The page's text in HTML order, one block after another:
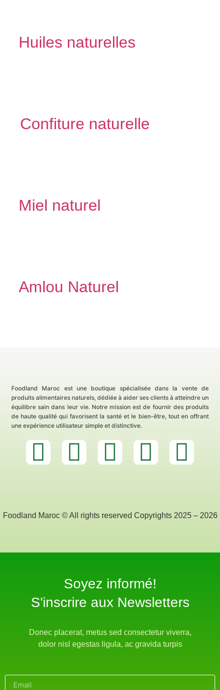
Huiles naturelles
Confiture naturelle
Miel naturel
Amlou Naturel
Foodland Maroc est une boutique spécialisée dans la vente de
produits alimentaires naturels, dédiée à aider ses clients à atteindre un
équilibre sain dans leur vie. Notre mission est de fournir des produits
de haute qualité qui favorisent la santé et le bien-être, tout en offrant
une expérience utilisateur simple et distinctive.
Foodland Maroc © All rights reserved Copyrights 2025 – 2026
Soyez informé!​
S'inscrire aux Newsletters
Donec placerat, metus sed consectetur viverra,
dolor nisl egestas ligula, ac gravida turpis